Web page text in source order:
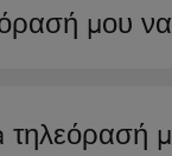
μου να